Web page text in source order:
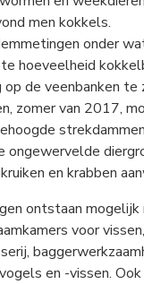
men kokkels.
onder
hoeveelheid
op de veenbanken te
zomer van 2017,
ongewervelde
en krabben
ontstaan mogelijk
voor
en -vissen.